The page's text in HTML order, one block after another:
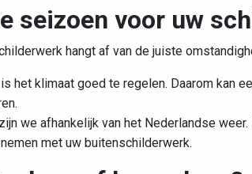
seizoen voor uw
hangt af van de juiste
is het klimaat goed te regelen. Daarom kan
we afhankelijk van het Nederlandse
met uw buitenschilderwerk.